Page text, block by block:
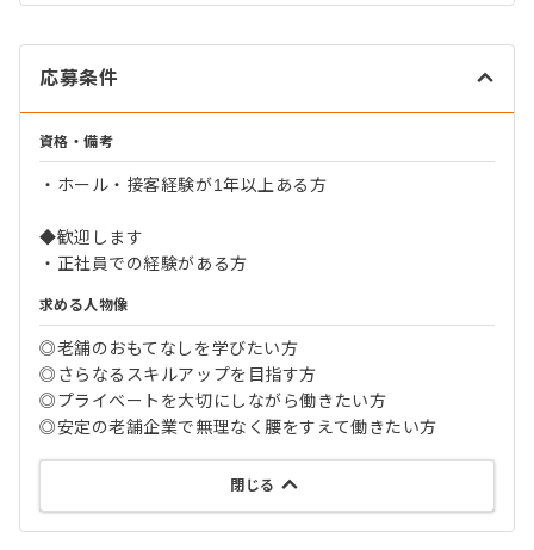
応募条件
資格・備考
・ホール・接客経験が1年以上ある方
◆歓迎します
・正社員での経験がある方
求める人物像
◎老舗のおもてなしを学びたい方
◎さらなるスキルアップを目指す方
◎プライベートを大切にしながら働きたい方
◎安定の老舗企業で無理なく腰をすえて働きたい方
閉じる